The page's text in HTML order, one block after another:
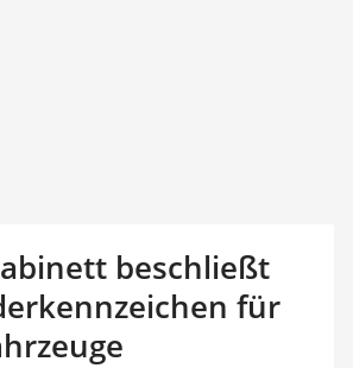
beschließt
für